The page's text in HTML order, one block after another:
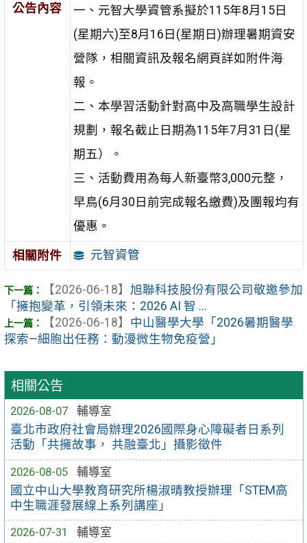
相關公告
2026-08-07
輔導室
臺北市政府社會局辦理2026國際身心障礙者日系列
活動「共擁故事， 共融臺北」攝影徵件
2026-08-05
輔導室
國立中山大學教育研究所楊淑晴教授辦理「STEM高
中生職涯發展線上系列講座」
2026-07-31
輔導室
公告內容
一、元智大學資管系擬於115年8月15日
(星期六)至8月16日(星期日)辦理暑期資安
營隊，相關資訊及報名網頁詳如附件海
報。
二、本學習活動針對高中及高職學生設計
規劃，報名截止日期為115年7月31日(星
期五）。
三、活動費用為每人新臺幣3,000元整，
早鳥(6月30日前完成報名繳費)及團報均有
優惠。
相關附件 元智資管
【2026-06-18】 旭聯科技股份有限公司敬邀參加
「擁抱變革，引領未來：2026 AI 智 ...
【2026-06-18】 中山醫學大學「2026暑期醫學
探索—細胞出任務：動漫微生物免疫營」